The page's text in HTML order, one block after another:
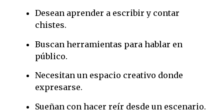
Desean aprender a escribir y contar
chistes.
Buscan herramientas para hablar en
público.
Necesitan un espacio creativo donde
expresarse.
Sueñan con hacer reír desde un escenario.